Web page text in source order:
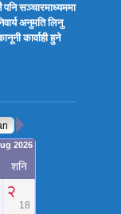
अनुमति लिनु
कार्वाही हुने